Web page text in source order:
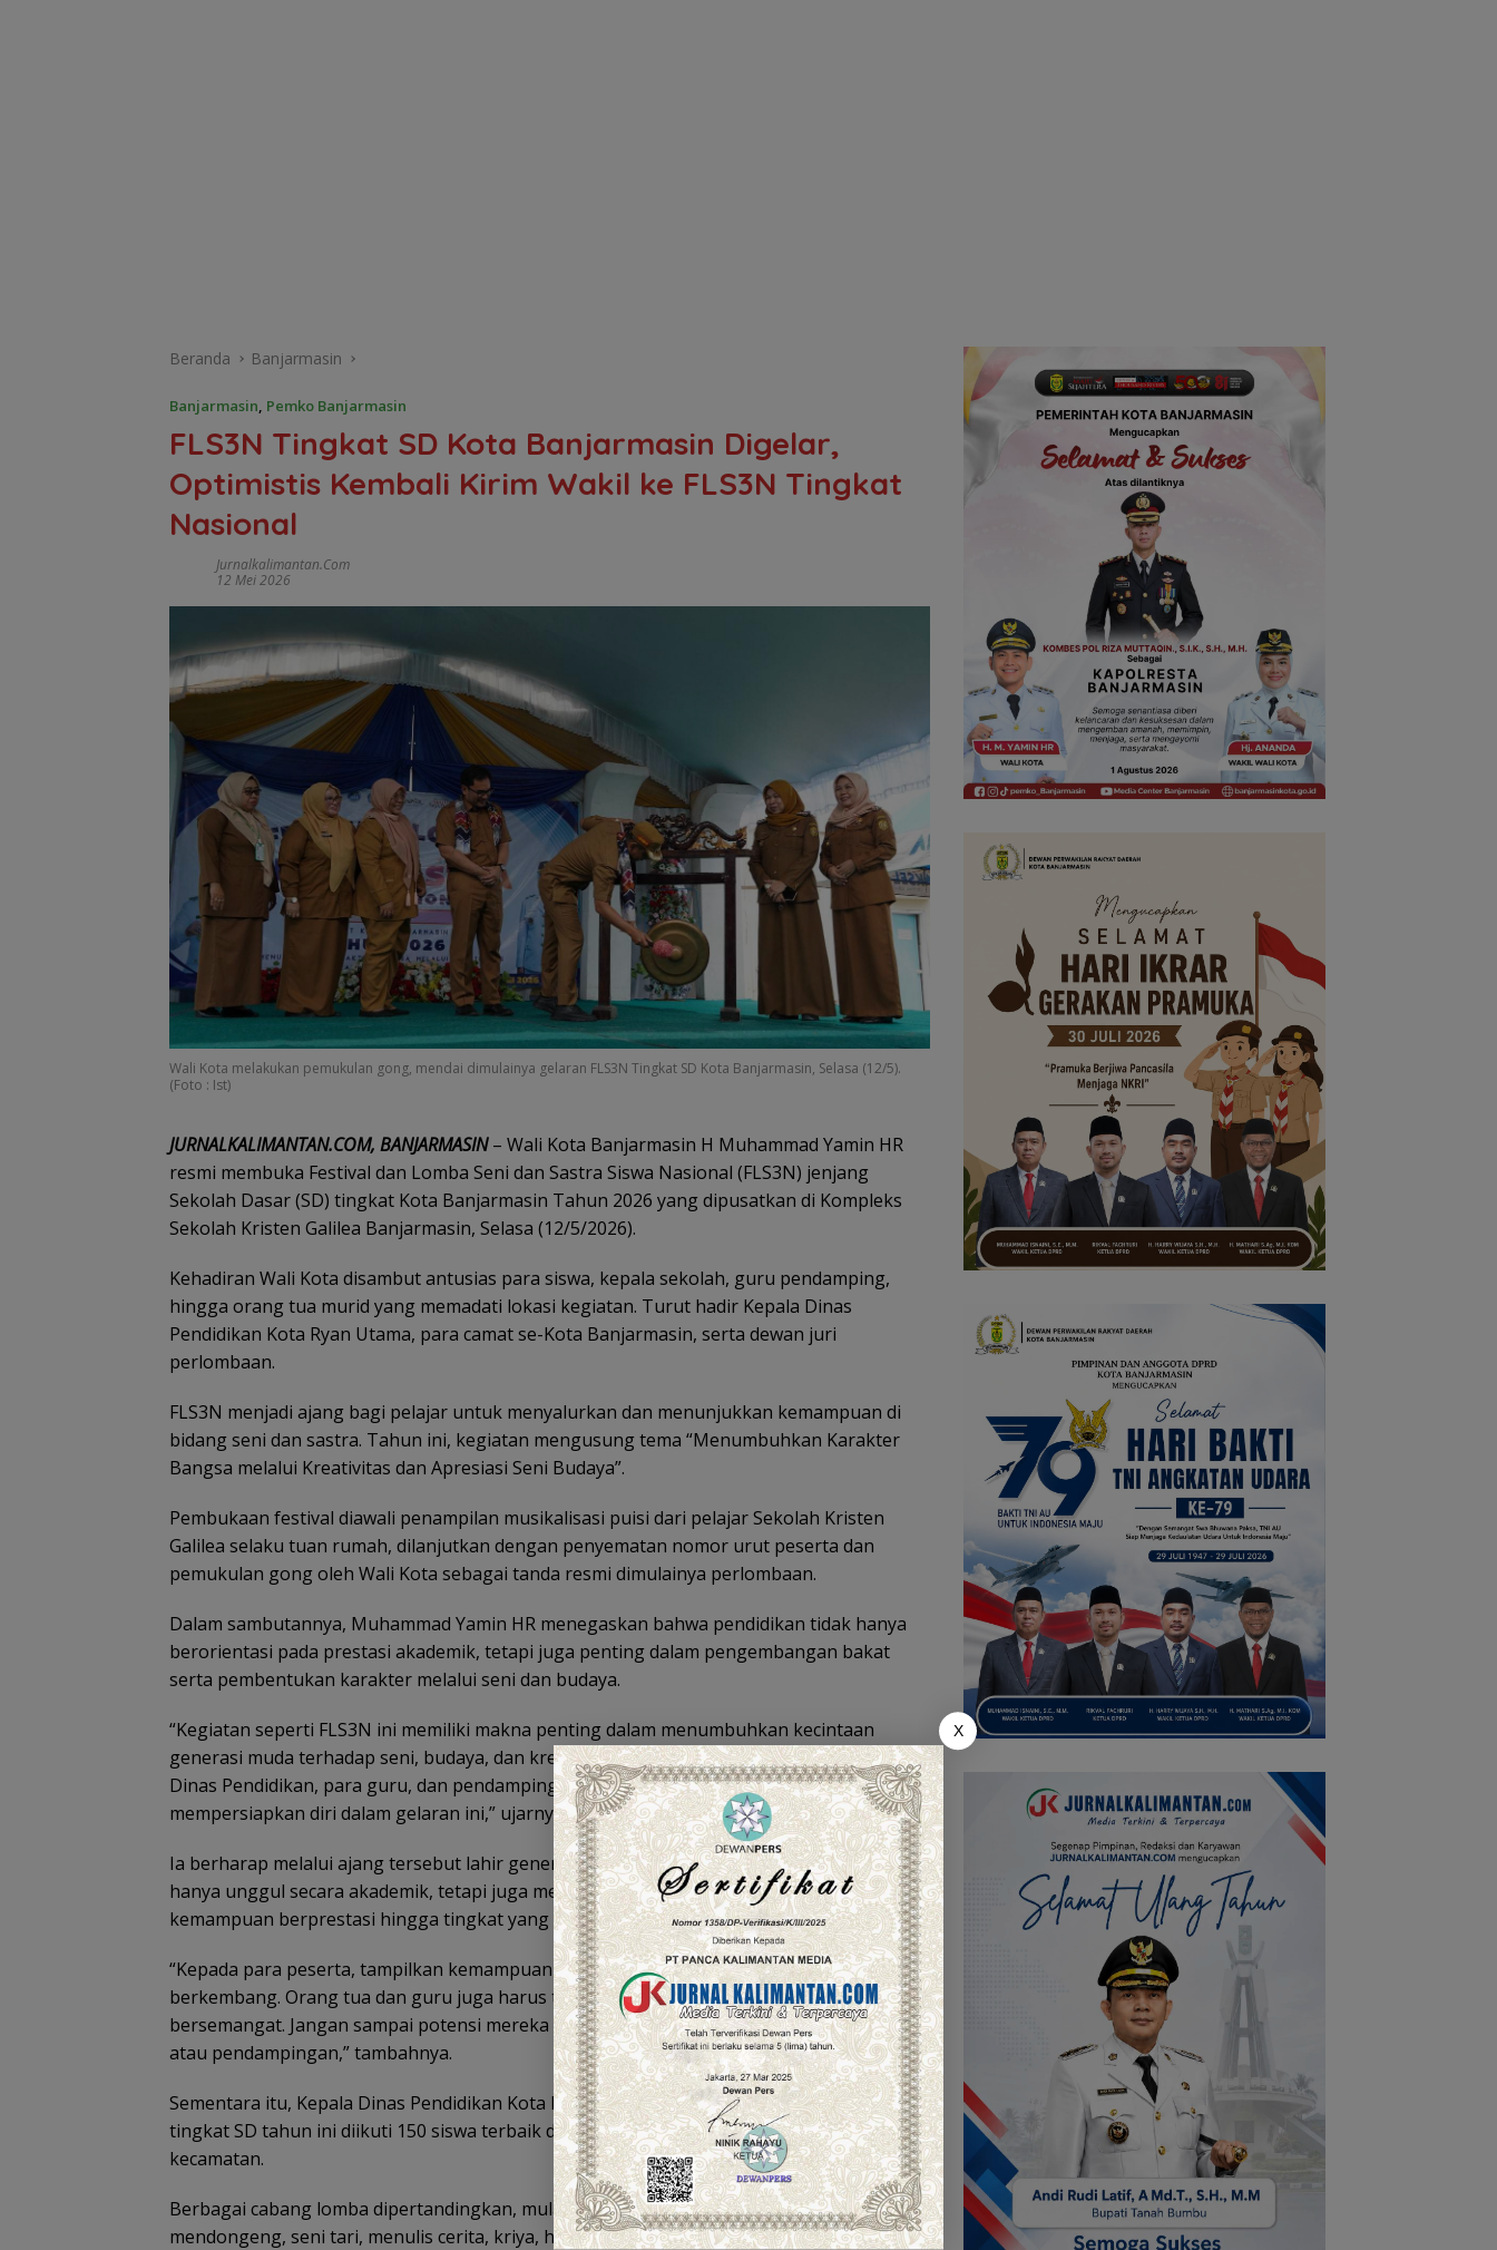
Beranda Banjarmasin
Banjarmasin, Pemko Banjarmasin
FLS3N Tingkat SD Kota Banjarmasin Digelar,
Optimistis Kembali Kirim Wakil ke FLS3N Tingkat
Nasional
Jurnalkalimantan.com
12 Mei 2026
Wali Kota melakukan pemukulan gong, mendai dimulainya gelaran FLS3N Tingkat SD Kota Banjarmasin, Selasa (12/5).
(Foto : Ist)
JURNALKALIMANTAN.COM, BANJARMASIN– Wali Kota Banjarmasin H Muhammad Yamin HR
resmi membuka Festival dan Lomba Seni dan Sastra Siswa Nasional (FLS3N) jenjang
Sekolah Dasar (SD) tingkat Kota Banjarmasin Tahun 2026 yang dipusatkan di Kompleks
Sekolah Kristen Galilea Banjarmasin, Selasa (12/5/2026).
Kehadiran Wali Kota disambut antusias para siswa, kepala sekolah, guru pendamping,
hingga orang tua murid yang memadati lokasi kegiatan. Turut hadir Kepala Dinas
Pendidikan Kota Ryan Utama, para camat se-Kota Banjarmasin, serta dewan juri
perlombaan.
FLS3N menjadi ajang bagi pelajar untuk menyalurkan dan menunjukkan kemampuan di
bidang seni dan sastra. Tahun ini, kegiatan mengusung tema “Menumbuhkan Karakter
Bangsa melalui Kreativitas dan Apresiasi Seni Budaya”.
Pembukaan festival diawali penampilan musikalisasi puisi dari pelajar Sekolah Kristen
Galilea selaku tuan rumah, dilanjutkan dengan penyematan nomor urut peserta dan
pemukulan gong oleh Wali Kota sebagai tanda resmi dimulainya perlombaan.
Dalam sambutannya, Muhammad Yamin HR menegaskan bahwa pendidikan tidak hanya
berorientasi pada prestasi akademik, tetapi juga penting dalam pengembangan bakat
serta pembentukan karakter melalui seni dan budaya.
“Kegiatan seperti FLS3N ini memiliki makna penting dalam menumbuhkan kecintaan
generasi muda terhadap seni, budaya, dan kreativitas. Saya juga mengapresiasi jajaran
Dinas Pendidikan, para guru, dan pendamping yang telah membantu anak-anak
mempersiapkan diri dalam gelaran ini,” ujarnya.
Ia berharap melalui ajang tersebut lahir generasi muda Kota Banjarmasin yang tidak
hanya unggul secara akademik, tetapi juga memiliki kepekaan seni, karakter budaya, dan
kemampuan berprestasi hingga tingkat yang lebih tinggi.
“Kepada para peserta, tampilkan kemampuan terbaik dan percaya diri untuk terus
berkembang. Orang tua dan guru juga harus terus mendorong anak-anak agar lebih
bersemangat. Jangan sampai potensi mereka berhenti karena kurangnya kesempatan
atau pendampingan,” tambahnya.
Sementara itu, Kepala Dinas Pendidikan Kota Banjarmasin Ryan Utama menyebut FLS3N
tingkat SD tahun ini diikuti 150 siswa terbaik dari 67 sekolah yang tersebar di lima
kecamatan.
Berbagai cabang lomba dipertandingkan, mulai dari gambar bercerita, menyanyi solo,
mendongeng, seni tari, menulis cerita, kriya, hingga pantomim.
X